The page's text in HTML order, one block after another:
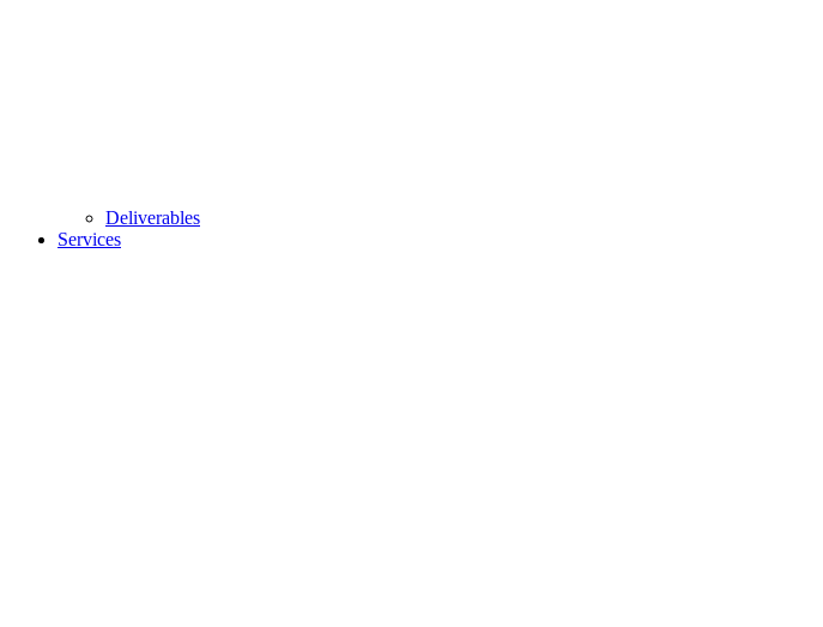
Deliverables
Services